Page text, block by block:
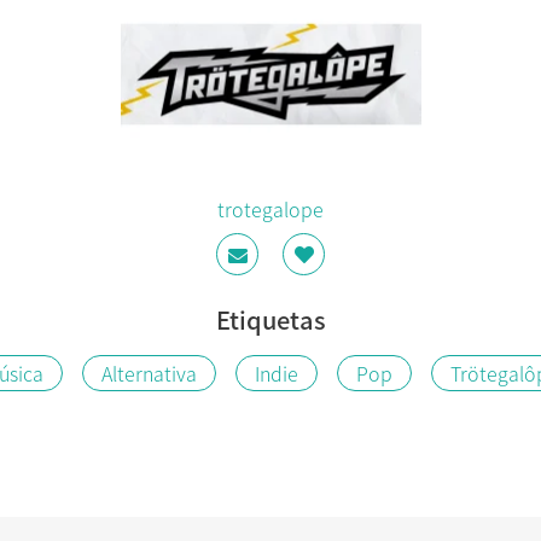
trotegalope
Etiquetas
Alternativa Indie Pop